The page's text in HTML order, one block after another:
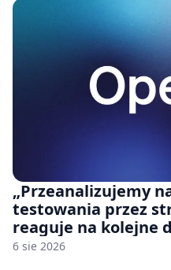
„Przeanalizujemy
testowania przez
reaguje na kolejne
udziałem
6 sie 2026